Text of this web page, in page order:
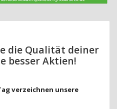
die Qualität deiner
besser Aktien!
verzeichnen unsere